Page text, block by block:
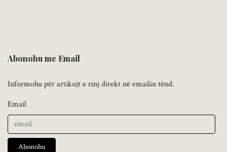
Abonohu me Email
Informohu për artikujt e rinj direkt në emailin tënd.
Email
Abonohu